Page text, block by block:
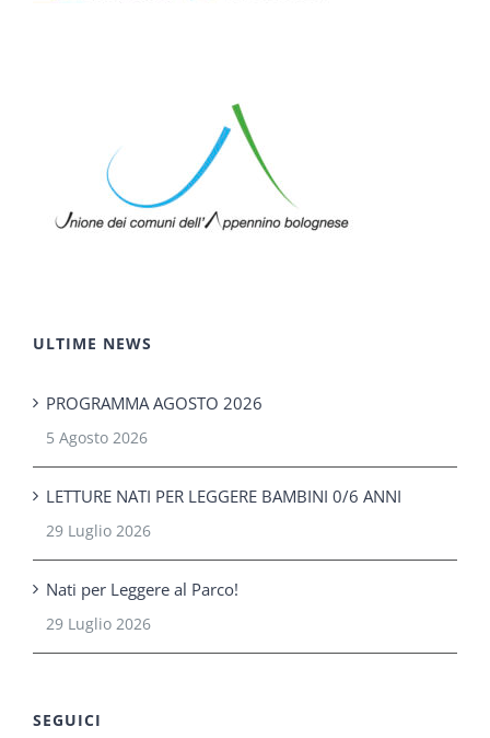
ULTIME NEWS
PROGRAMMA AGOSTO 2026
5 Agosto 2026
LETTURE NATI PER LEGGERE BAMBINI 0/6 ANNI
29 Luglio 2026
Nati per Leggere al Parco!
29 Luglio 2026
SEGUICI